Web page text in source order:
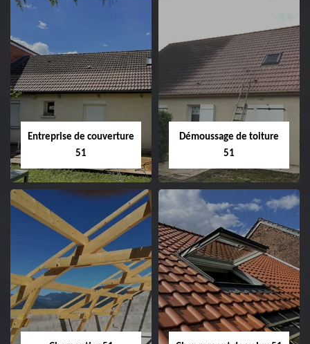
Entreprise de couverture
51
Entreprise de
couverture 51
Démoussage de toiture
51
Démoussage de
toiture 51